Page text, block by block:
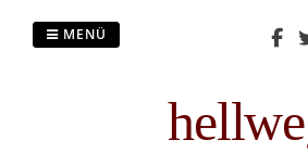
MENÜ